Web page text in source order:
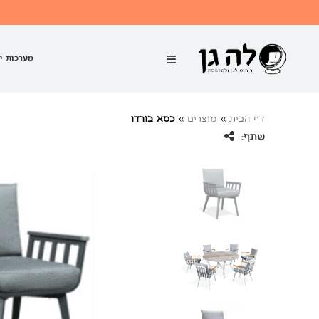
מערכות
דף הבית » מוצרים » כסא בורדו
שתף: